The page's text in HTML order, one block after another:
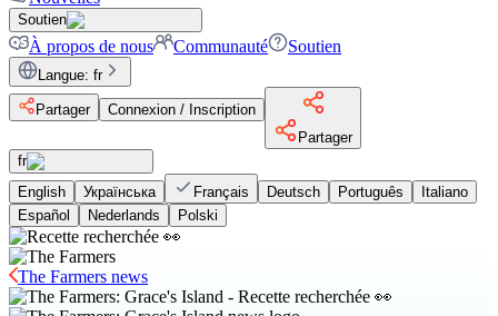
Soutien
À propos de nous Communauté Soutien
Langue: fr
Partager
Connexion / Inscription
Partager
fr
English
Українська Français Deutsch Português
Italiano
Español
Nederlands Polski
The Farmers news